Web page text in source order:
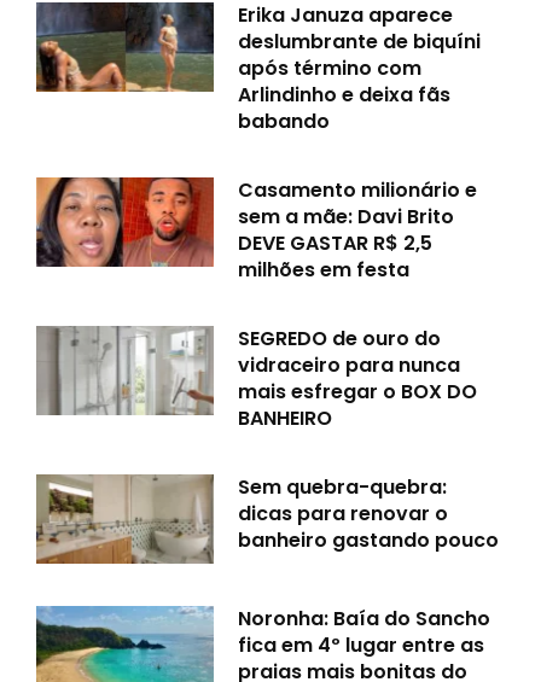
Erika Januza aparece
deslumbrante de biquíni
após término com
Arlindinho e deixa fãs
babando
Casamento milionário e
sem a mãe: Davi Brito
DEVE GASTAR R$ 2,5
milhões em festa
SEGREDO de ouro do
vidraceiro para nunca
mais esfregar o BOX DO
BANHEIRO
Sem quebra-quebra:
dicas para renovar o
banheiro gastando pouco
Noronha: Baía do Sancho
fica em 4º lugar entre as
praias mais bonitas do